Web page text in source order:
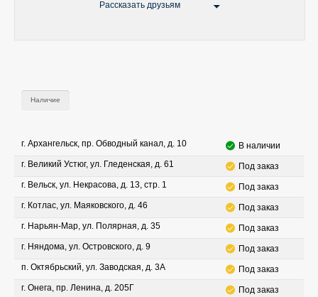
Рассказать друзьям
Наличие
г. Архангельск, пр. Обводный канал, д. 10
В наличии
г. Великий Устюг, ул. Гледенская, д. 61
Под заказ
г. Вельск, ул. Некрасова, д. 13, стр. 1
Под заказ
г. Котлас, ул. Маяковского, д. 46
Под заказ
г. Нарьян-Мар, ул. Полярная, д. 35
Под заказ
г. Няндома, ул. Островского, д. 9
Под заказ
п. Октябрьский, ул. Заводская, д. 3А
Под заказ
г. Онега, пр. Ленина, д. 205Г
Под заказ